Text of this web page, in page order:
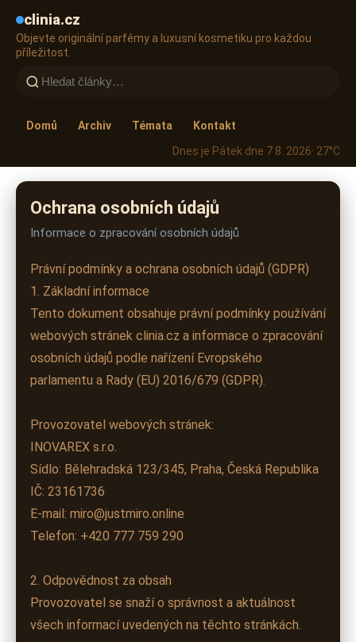
clinia.cz
Objevte originální parfémy a luxusní kosmetiku pro každou
příležitost.
Domů Archiv Témata
Kontakt
Dnes je Pátek dne 7 8. 2026· 27°C
Ochrana osobních údajů
Informace o zpracování osobních údajů
Právní podmínky a ochrana osobních údajů (GDPR)
1. Základní informace
Tento dokument obsahuje právní podmínky používání
webových stránek clinia.cz a informace o zpracování
osobních údajů podle nařízení Evropského
parlamentu a Rady (EU) 2016/679 (GDPR).
Provozovatel webových stránek:
INOVAREX s.r.o.
Sídlo: Bělehradská 123/345, Praha, Česká Republika
IČ: 23161736
E-mail: miro@justmiro.online
Telefon: +420 777 759 290
2. Odpovědnost za obsah
Provozovatel se snaží o správnost a aktuálnost
všech informací uvedených na těchto stránkách.